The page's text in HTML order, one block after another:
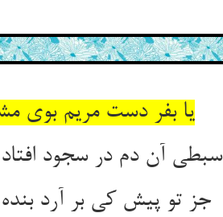
یا بفر دست مریم بوی
سبطی آن دم در سجود
جز تو پیش کی بر آرد